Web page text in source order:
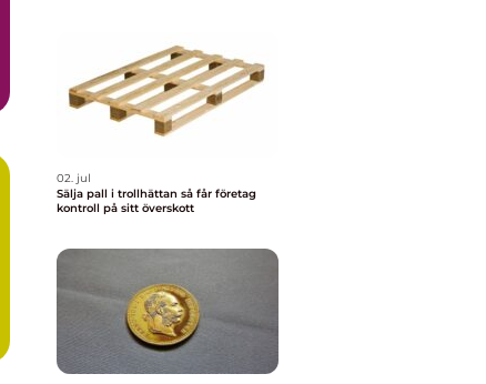
02. jul
Sälja pall i trollhättan så får företag
kontroll på sitt överskott